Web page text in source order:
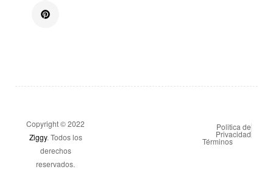
Copyright © 2022
Ziggy. Todos los
derechos
reservados.
Politica de
Privacidad
Términos